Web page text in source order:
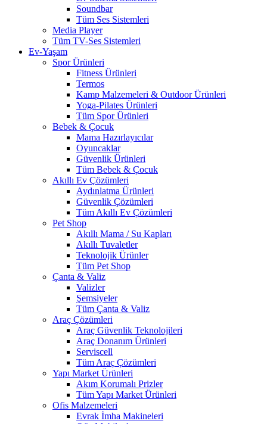
Soundbar
Tüm Ses Sistemleri
Media Player
Tüm TV-Ses Sistemleri
Ev-Yaşam
Spor Ürünleri
Fitness Ürünleri
Termos
Kamp Malzemeleri & Outdoor Ürünleri
Yoga-Pilates Ürünleri
Tüm Spor Ürünleri
Bebek & Çocuk
Mama Hazırlayıcılar
Oyuncaklar
Güvenlik Ürünleri
Tüm Bebek & Çocuk
Akıllı Ev Çözümleri
Aydınlatma Ürünleri
Güvenlik Çözümleri
Tüm Akıllı Ev Çözümleri
Pet Shop
Akıllı Mama / Su Kapları
Akıllı Tuvaletler
Teknolojik Ürünler
Tüm Pet Shop
Çanta & Valiz
Valizler
Şemsiyeler
Tüm Çanta & Valiz
Araç Çözümleri
Araç Güvenlik Teknolojileri
Araç Donanım Ürünleri
Serviscell
Tüm Araç Çözümleri
Yapı Market Ürünleri
Akım Korumalı Prizler
Tüm Yapı Market Ürünleri
Ofis Malzemeleri
Evrak İmha Makineleri